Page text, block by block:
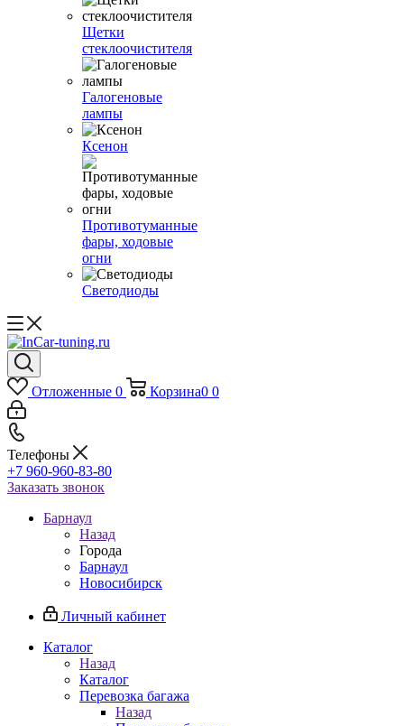
Щетки
стеклоочистителя
Галогеновые
лампы
Ксенон
Противотуманные
фары, ходовые
огни
Светодиоды
Отложенные 0 Корзина0 0
Телефоны
+7 960-960-83-80
Заказать звонок
Барнаул
Назад
Города
Барнаул
Новосибирск
Личный кабинет
Каталог
Назад
Каталог
Перевозка багажа
Назад